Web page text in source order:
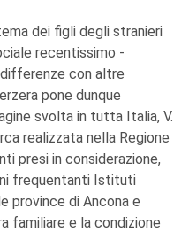
dei figli degli stranieri
recentissimo -
con altre
pone dunque
svolta in tutta Italia, V.
realizzata nella Regione
presi in considerazione,
frequentanti Istituti
province di Ancona e
familiare e la condizione